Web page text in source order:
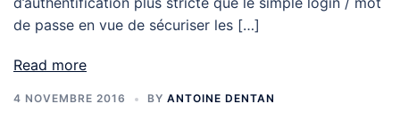
de passe en vue de sécuriser les […]
Read more
4 NOVEMBRE 2016 BY ANTOINE DENTAN